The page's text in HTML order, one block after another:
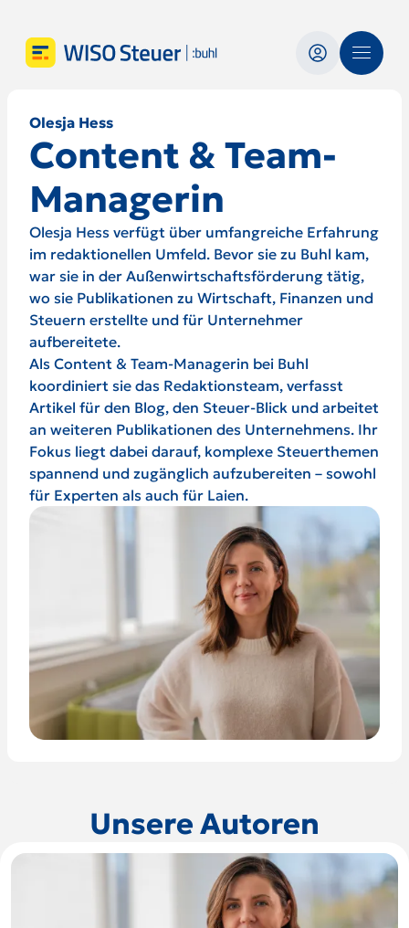
Olesja Hess
Content & Team-
Managerin
Olesja Hess verfügt über umfangreiche Erfahrung
im redaktionellen Umfeld. Bevor sie zu Buhl kam,
war sie in der Außenwirtschaftsförderung tätig,
wo sie Publikationen zu Wirtschaft, Finanzen und
Steuern erstellte und für Unternehmer
aufbereitete.
Als Content & Team-Managerin bei Buhl
koordiniert sie das Redaktionsteam, verfasst
Artikel für den Blog, den Steuer-Blick und arbeitet
an weiteren Publikationen des Unternehmens. Ihr
Fokus liegt dabei darauf, komplexe Steuerthemen
spannend und zugänglich aufzubereiten – sowohl
für Experten als auch für Laien.
Unsere Autoren